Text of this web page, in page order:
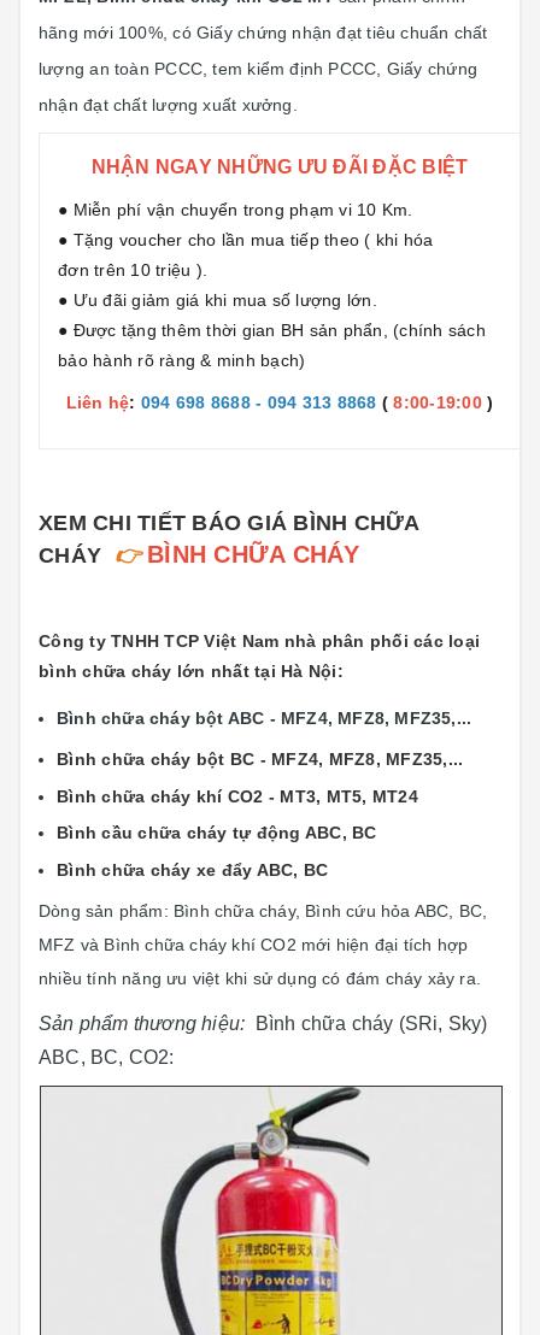
hãng mới 100%, có Giấy chứng nhận đạt tiêu chuẩn chất
lượng an toàn PCCC, tem kiểm định PCCC, Giấy chứng
nhận đạt chất lượng xuất xưởng.
NHẬN NGAY NHỮNG ƯU ĐÃI ĐẶC BIỆT
● Miễn phí vận chuyển trong phạm vi 10 Km.
● Tặng voucher cho lần mua tiếp theo ( khi hóa
đơn trên 10 triệu ).
● Ưu đãi giảm giá khi mua số lượng lớn.
● Được tặng thêm thời gian BH sản phẩn, (chính sách
bảo hành rõ ràng & minh bạch)
Liên hệ: 094 698 8688 - 094 313 8868 (8:00-19:00)
XEM CHI TIẾT BÁO GIÁ BÌNH CHỮA
CHÁY 👉 BÌNH CHỮA CHÁY
Công ty TNHH TCP Việt Nam nhà phân phối các loại
bình chữa cháy lớn nhất tại Hà Nội:
Bình chữa cháy bột ABC - MFZ4, MFZ8, MFZ35,...
Bình chữa cháy bột BC - MFZ4, MFZ8, MFZ35,...
Bình chữa cháy khí CO2 - MT3, MT5, MT24
Bình cầu chữa cháy tự động ABC, BC
Bình chữa cháy xe đẩy ABC, BC
Dòng sản phẩm: Bình chữa cháy, Bình cứu hỏa ABC, BC,
MFZ và Bình chữa cháy khí CO2 mới hiện đại tích hợp
nhiều tính năng ưu việt khi sử dụng có đám cháy xảy ra.
Sản phẩm thương hiệu:
Bình chữa cháy (SRi, Sky)
ABC, BC, CO2: